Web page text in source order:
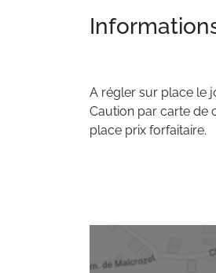
A régler sur place le
Caution par carte de
place prix forfaitaire.